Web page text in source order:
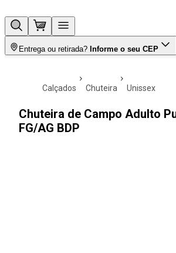
Entrega ou retirada? Informe o seu CEP
calçados chuteira unissex
Chuteira de Campo Adulto
FG/AG BDP